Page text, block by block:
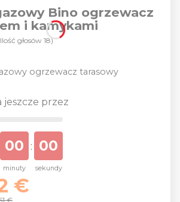
Bino ogrzewacz
i kamykami
głosów 18)
ogrzewacz tarasowy
jeszcze przez
00
minuty
: 00
sekundy
€
€